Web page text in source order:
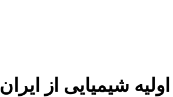
شیمیایی از ایران